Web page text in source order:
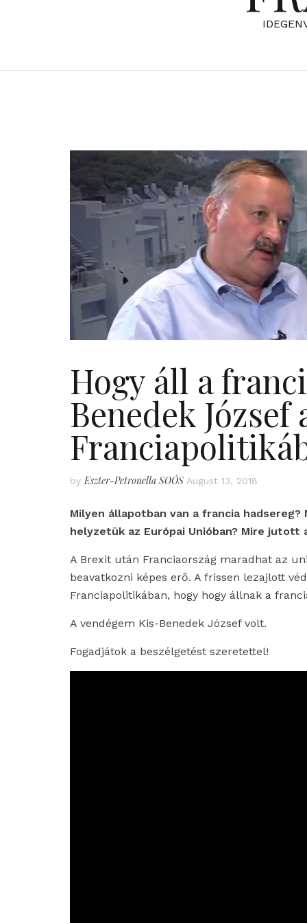
Hogy áll a
Benedek József
by Eszter-Petronella SOÓS August 13, 2018
Milyen állapotban van a francia
helyzetük az Európai Unióban? Mire
A Brexit után Franciaország maradhat az
beavatkozni képes erő. A frissen lezajlott
Franciapolitikában, hogy hogy állnak a
A vendégem Kis-Benedek József volt.
Fogadjátok a beszélgetést szeretettel!